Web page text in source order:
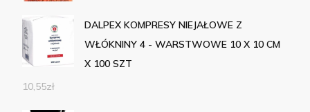
DALPEX KOMPRESY NIEJAŁOWE Z
WŁÓKNINY 4 - WARSTWOWE 10 X 10 CM
X 100 SZT
10,55zł